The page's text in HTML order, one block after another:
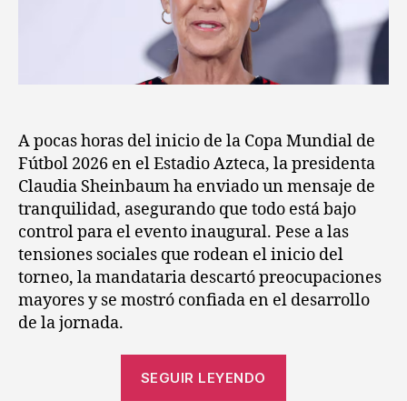
A pocas horas del inicio de la Copa Mundial de
Fútbol 2026 en el Estadio Azteca, la presidenta
Claudia Sheinbaum ha enviado un mensaje de
tranquilidad, asegurando que todo está bajo
control para el evento inaugural. Pese a las
tensiones sociales que rodean el inicio del
torneo, la mandataria descartó preocupaciones
mayores y se mostró confiada en el desarrollo
de la jornada.
SEGUIR LEYENDO